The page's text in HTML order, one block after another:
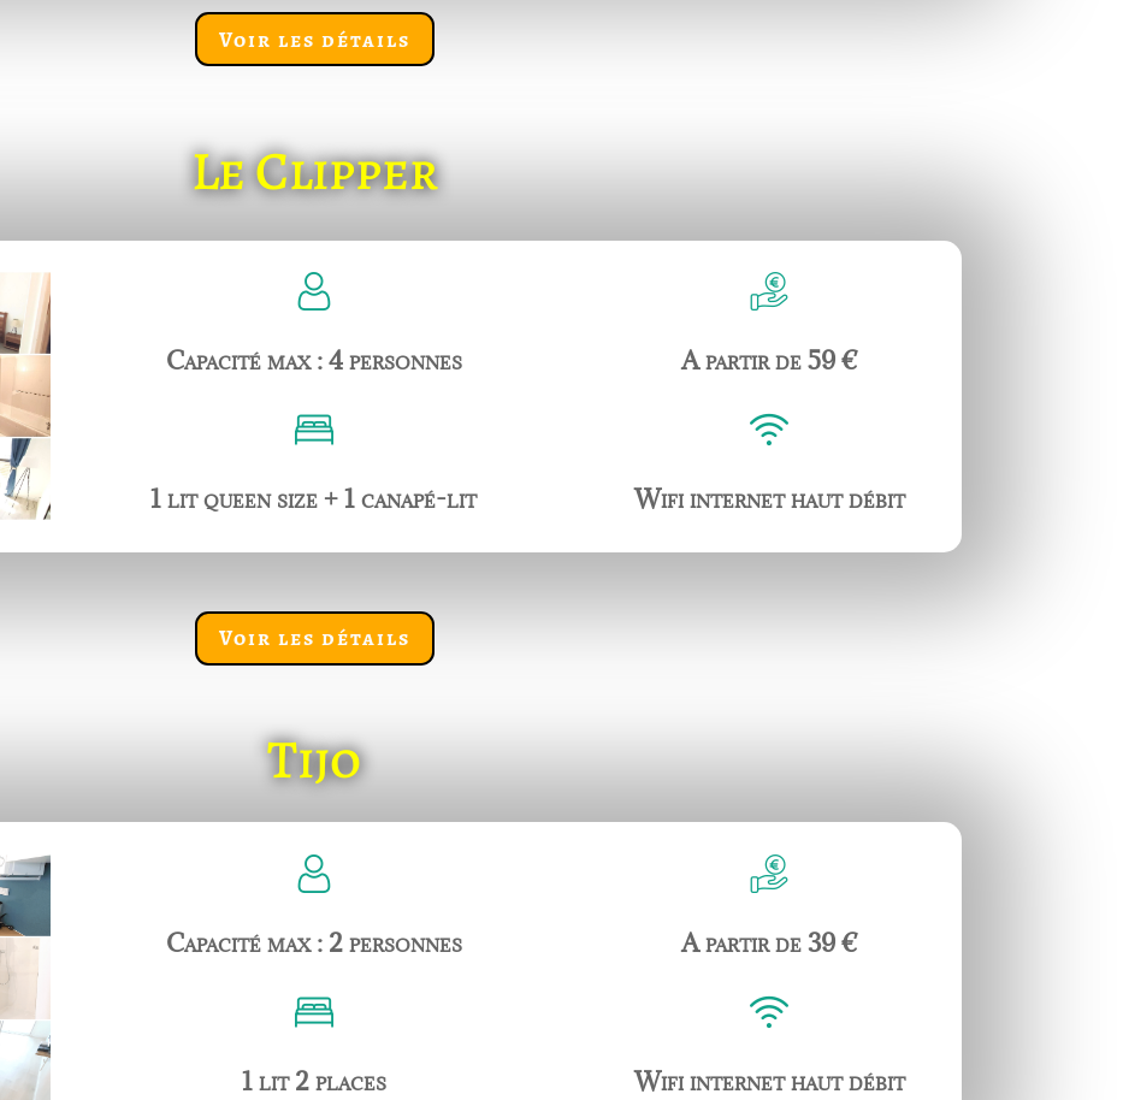
Voir les détails
Le Clipper
Capacité max : 4 personnes
1 lit queen size + 1 canapé-lit
A partir de 59€
Wifi internet haut débit
Voir les détails
Tijo
Capacité max : 2 personnes
1 lit 2 places
A partir de 39€
Wifi internet haut débit